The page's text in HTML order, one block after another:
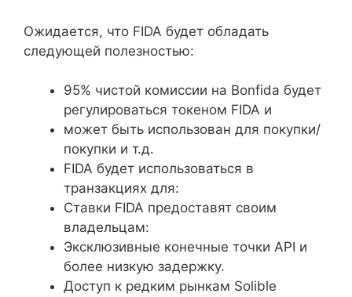
Ожидается, что FIDA будет обладать
следующей полезностью:
95% чистой комиссии на Bonfida будет
регулироваться токеном FIDA и
может быть использован для покупки/
покупки и т.д.
FIDA будет использоваться в
транзакциях для:
Ставки FIDA предоставят своим
владельцам:
Эксклюзивные конечные точки API и
более низкую задержку.
Доступ к редким рынкам Solible